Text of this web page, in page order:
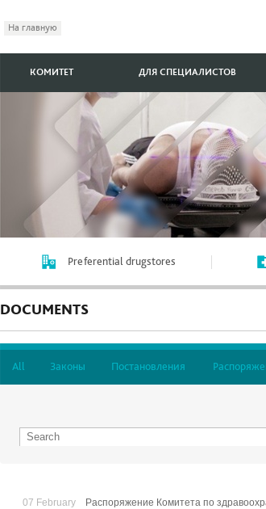
На главную
КОМИТЕТ ДЛЯ СПЕЦИАЛИСТОВ
Preferential drugstores
DOCUMENTS
All Законы Постановления
07 February
Распоряжение Комитета по